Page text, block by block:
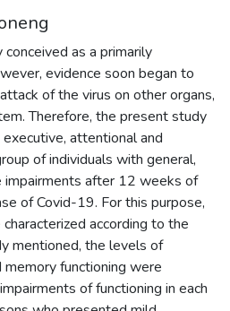
as a primarily
evidence soon began to
of the virus on other organs,
Therefore, the present study
attentional and
of individuals with general,
impairments after 12 weeks of
of Covid-19. For this purpose,
according to the
mentioned, the levels of
functioning were
of functioning in each